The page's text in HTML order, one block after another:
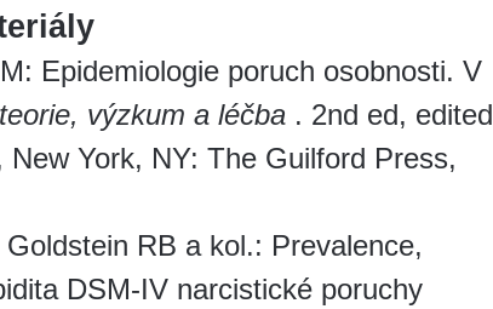
Epidemiologie poruch osobnosti. V
výzkum a léčba . 2nd ed, edited
York, NY: The Guilford Press,
RB a kol.: Prevalence,
DSM-IV narcistické poruchy